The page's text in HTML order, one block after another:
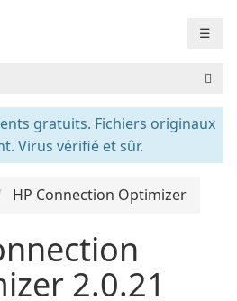
☰
gratuits. Fichiers originaux
Virus vérifié et sûr.
HP Connection Optimizer
2.0.21